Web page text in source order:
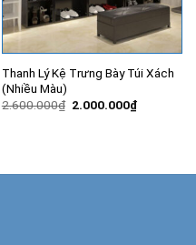
Thanh Lý Kệ Trưng Bày Túi Xách
(Nhiều Màu)
2.600.000₫ Giá
2.000.000₫Giá
hiện